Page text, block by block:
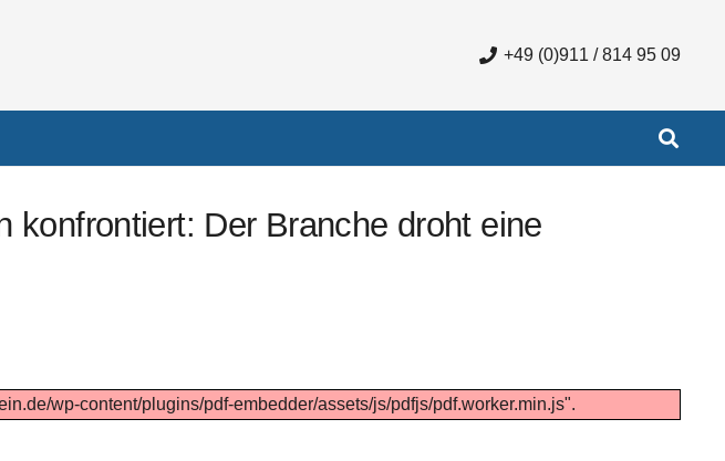
+49 (0)911 / 814 95 09
konfrontiert: Der Branche droht eine
wp-content/plugins/pdf-embedder/assets/js/pdfjs/pdf.worker.min.js".